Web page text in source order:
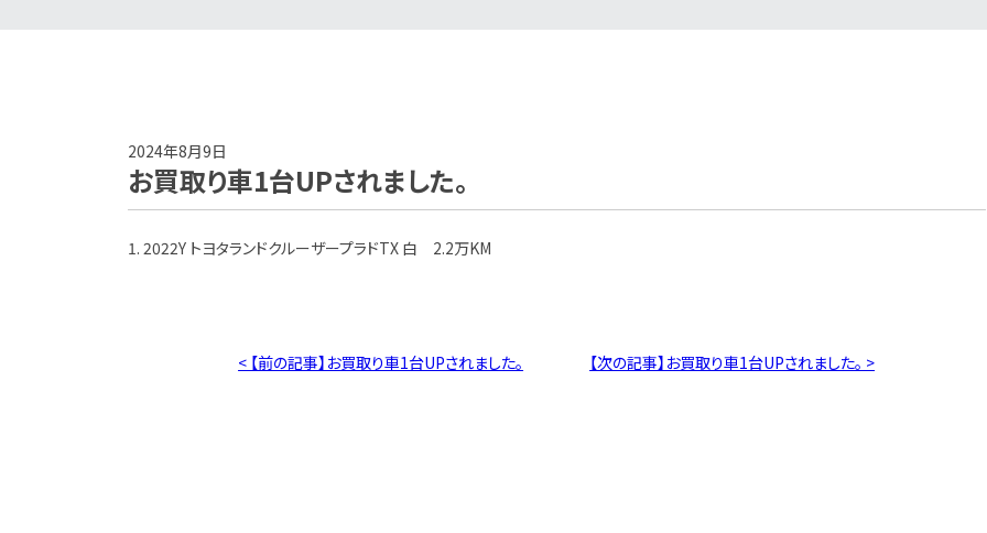
2024年8月9日
お買取り車1台UPされました。
1. 2022Y トヨタランドクルーザープラドTX 白 2.2万KM
< 【前の記事】お買取り車1台UPされました。 【次の記事】お買取り車1台UPされました。 >